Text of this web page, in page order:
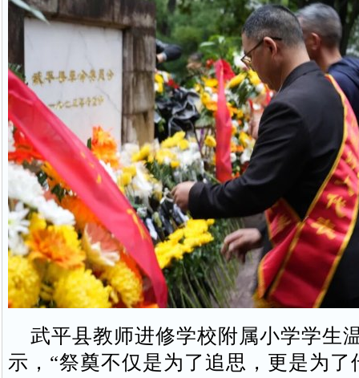
武平县教师进修学校附属小学学生
示，“祭奠不仅是为了追思，更是为了